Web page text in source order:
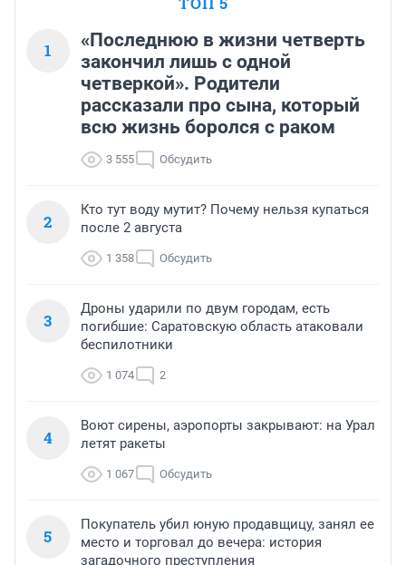
1
«Последнюю в жизни четверть
закончил лишь с одной
четверкой». Родители
рассказали про сына, который
всю жизнь боролся с раком
3 555 Обсудить
2
Кто тут воду мутит? Почему нельзя купаться
после 2 августа
1 358 Обсудить
3
Дроны ударили по двум городам, есть
погибшие: Саратовскую область атаковали
беспилотники
1 074 2
4
Воют сирены, аэропорты закрывают: на Урал
летят ракеты
1 067 Обсудить
5
Покупатель убил юную продавщицу, занял ее
место и торговал до вечера: история
загадочного преступления